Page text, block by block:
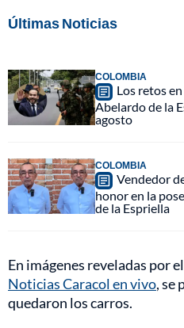
Últimas Noticias
COLOMBIA
Los retos
Abelardo de la
agosto
COLOMBIA
Vendedor
honor en la
de la Espriella
En imágenes reveladas por
Noticias Caracol en vivo, se
quedaron los carros.